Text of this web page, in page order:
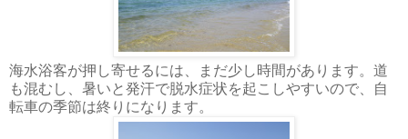
海水浴客が押し寄せるには、まだ少し時間があります。道
も混むし、暑いと発汗で脱水症状を起こしやすいので、自
転車の季節は終りになります。